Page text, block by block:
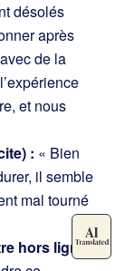
désolés
après
de la
et nous
: « Bien
il semble
mal tourné
hors ligne :